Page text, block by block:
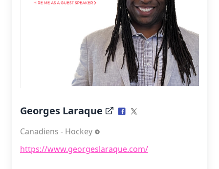
Georges Laraque
Canadiens - Hockey
https://www.georgeslaraque.com/